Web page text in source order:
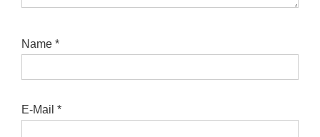
Name *
E-Mail *